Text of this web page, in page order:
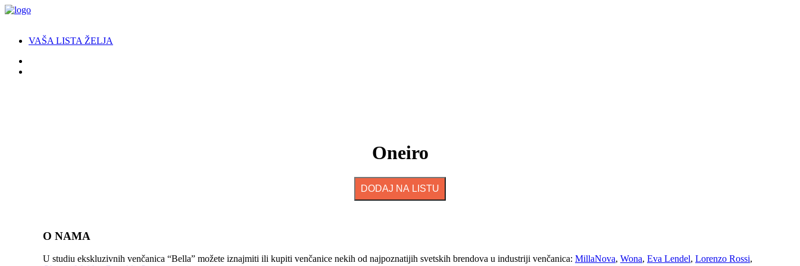
VAŠA LISTA ŽELJA
Oneiro
DODAJ NA LISTU
O NAMA
U studiu ekskluzivnih venčanica “Bella” možete iznajmiti ili kupiti venčanice nekih od najpoznatijih svetskih brendova u industriji venčanica: MillaNova, Wona, Eva Lendel, Lorenzo Rossi,